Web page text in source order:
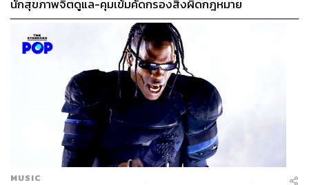
นักสุขภาพจิตดูแล-คุมเข้มคัดกรองสิ่งผิดกฎหมาย
MUSIC